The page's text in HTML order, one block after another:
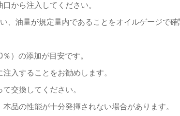
から注入してください。
、油量が規定量内であることをオイルゲージで確
）の添加が目安です。
入することをお勧めします。
交換してください。
品の性能が十分発揮されない場合があります。